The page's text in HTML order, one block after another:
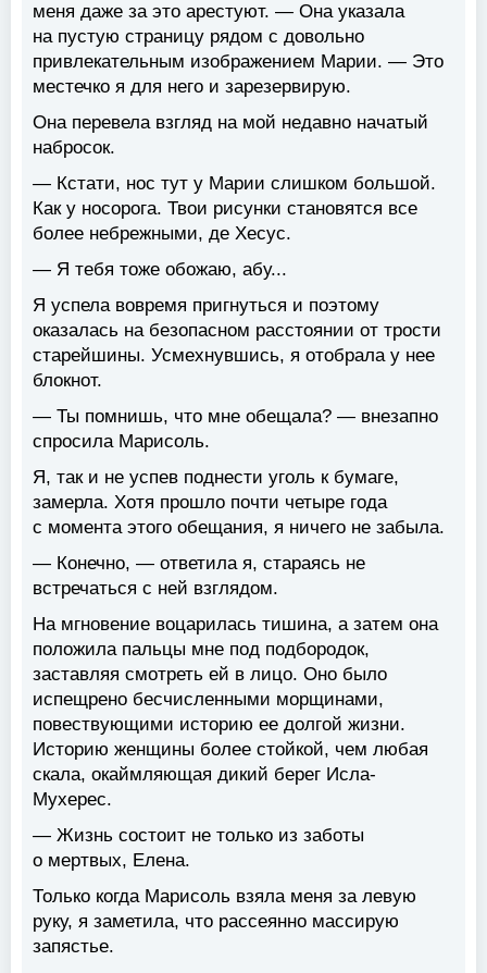
меня даже за это арестуют. — Она указала
на пустую страницу рядом с довольно
привлекательным изображением Марии. — Это
местечко я для него и зарезервирую.
Она перевела взгляд на мой недавно начатый
набросок.
— Кстати, нос тут у Марии слишком большой.
Как у носорога. Твои рисунки становятся все
более небрежными, де Хесус.
— Я тебя тоже обожаю, абу...
Я успела вовремя пригнуться и поэтому
оказалась на безопасном расстоянии от трости
старейшины. Усмехнувшись, я отобрала у нее
блокнот.
— Ты помнишь, что мне обещала? — внезапно
спросила Марисоль.
Я, так и не успев поднести уголь к бумаге,
замерла. Хотя прошло почти четыре года
с момента этого обещания, я ничего не забыла.
— Конечно, — ответила я, стараясь не
встречаться с ней взглядом.
На мгновение воцарилась тишина, а затем она
положила пальцы мне под подбородок,
заставляя смотреть ей в лицо. Оно было
испещрено бесчисленными морщинами,
повествующими историю ее долгой жизни.
Историю женщины более стойкой, чем любая
скала, окаймляющая дикий берег Исла-
Мухерес.
— Жизнь состоит не только из заботы
о мертвых, Елена.
Только когда Марисоль взяла меня за левую
руку, я заметила, что рассеянно массирую
запястье.